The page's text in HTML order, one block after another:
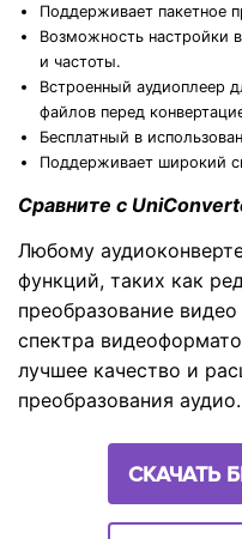
Поддерживает пакетное
Возможность настройки
и частоты.
Встроенный аудиоплеер
файлов перед
Бесплатный в
Поддерживает широкий
Сравните с
Любому
функций, таких как
преобразование
спектра
лучшее качество и
преобразования аудио.
СКАЧАТЬ